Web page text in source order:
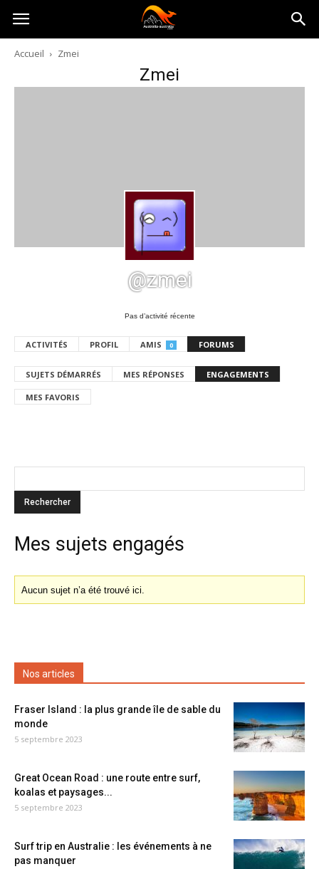
Australia-
australie.com
Accueil Zmei
Zmei
@zmei
Pas d’activité récente
ACTIVITÉS PROFIL AMIS 0 FORUMS
SUJETS DÉMARRÉS MES RÉPONSES ENGAGEMENTS
MES FAVORIS
Mes sujets engagés
Aucun sujet n’a été trouvé ici.
Nos articles
Fraser Island : la plus grande île de sable du
monde
5 septembre 2023
Great Ocean Road : une route entre surf,
koalas et paysages...
5 septembre 2023
Surf trip en Australie : les événements à ne
pas manquer